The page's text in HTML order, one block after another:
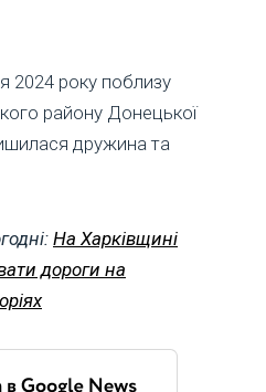
2024 року поблизу
району Донецької
дружина та
На Харківщині
дороги на